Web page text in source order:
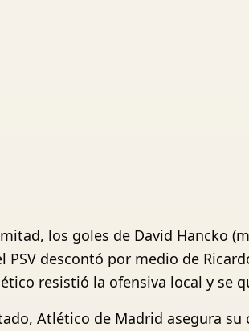
los goles de David Hancko
PSV descontó por medio de
resistió la ofensiva local y se
Atlético de Madrid asegura